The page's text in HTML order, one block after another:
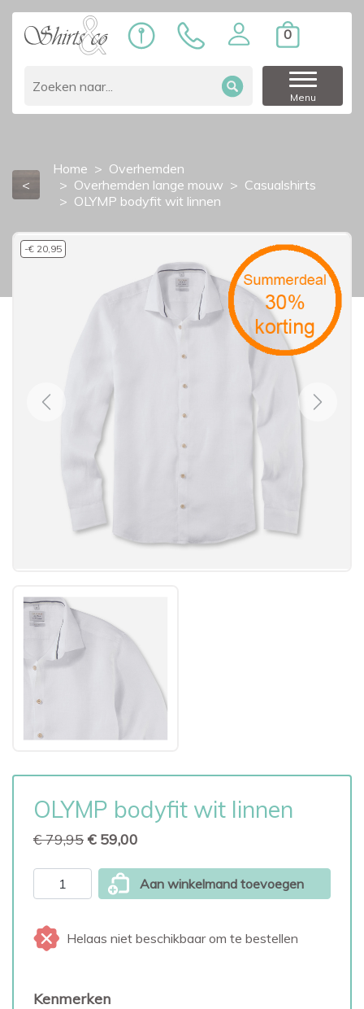
0
Menu
<
Home
Overhemden
Overhemden lange mouw
Casualshirts
OLYMP bodyfit wit linnen
-€ 20,95
Previous Next
OLYMP bodyfit wit linnen
€ 79,95 € 59,00
Aan winkelmand toevoegen
Helaas niet beschikbaar om te bestellen
Kenmerken